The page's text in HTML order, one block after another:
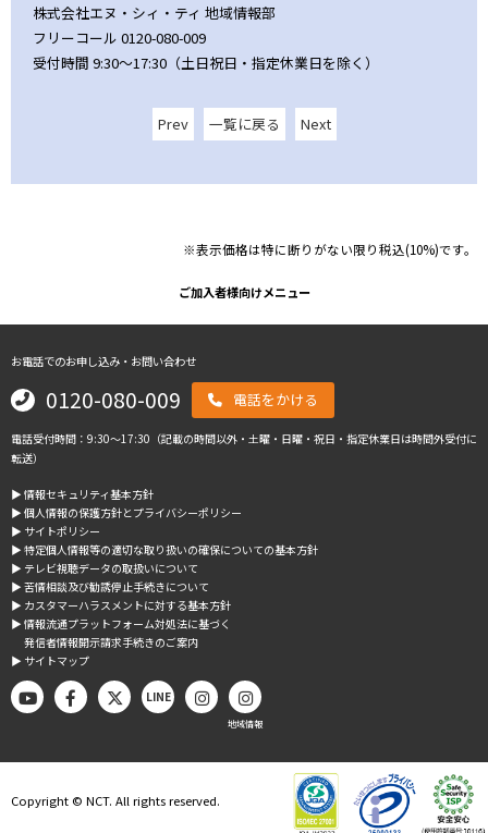
株式会社エヌ・シィ・ティ 地域情報部
フリーコール 0120-080-009
受付時間 9:30～17:30（土日祝日・指定休業日を除く）
Prev 一覧に戻る Next
※表示価格は特に断りがない限り税込(10%)です。
ご加入者様向けメニュー
お電話でのお申し込み・お問い合わせ
0120-080-009 電話をかける
電話受付時間：9:30～17:30（記載の時間以外・土曜・日曜・祝日・指定休業日は時間外受付に
転送）
▶︎ 情報セキュリティ基本方針
▶︎ 個人情報の保護方針とプライバシーポリシー
▶︎ サイトポリシー
▶︎ 特定個人情報等の適切な取り扱いの確保についての基本方針
▶︎ テレビ視聴データの取扱いについて
▶︎ 苦情相談及び勧誘停止手続きについて
▶︎ カスタマーハラスメントに対する基本方針
▶︎ 情報流通プラットフォーム対処法に基づく
発信者情報開示請求手続きのご案内
▶︎ サイトマップ
LINE
地域情報
Copyright © NCT. All rights reserved.